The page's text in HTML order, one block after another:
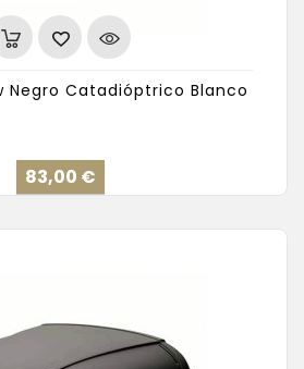
Negro Catadióptrico Blanco
83,00 €